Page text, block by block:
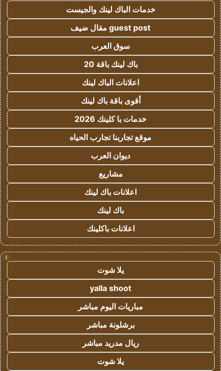
خدمات الباك لينك والجيست
guest post مقال ضيف
سوق العرب
باك لينك باقة 20
اعلانات الباك لينك
أقوى باقة باك لينك
خدمات با كلينك 2026
موقع تجاربنا تجارب الحياه
ديوان العرب
مشاريع
اعلانات باك لينك
باك لينك
اعلانات باكلينك
!
يلا شوت
yalla shoot
مباريات اليوم مباشر
برشلونة مباشر
ريال مدريد مباشر
يلا شوت